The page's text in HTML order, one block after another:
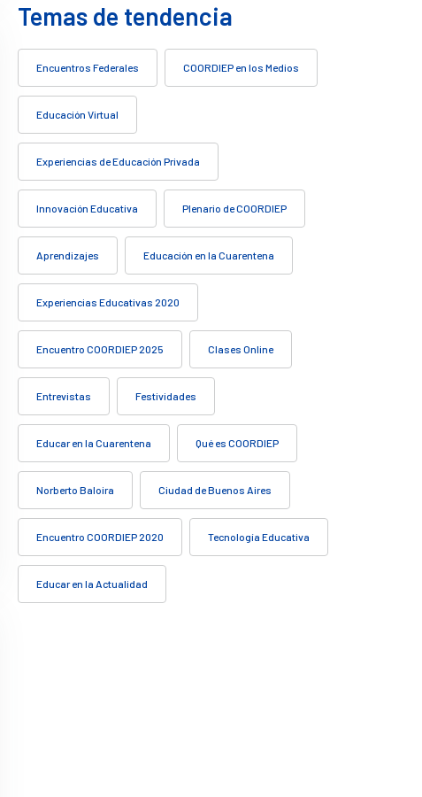
Temas de tendencia
Encuentros Federales COORDIEP en los Medios
Educación Virtual
Experiencias de Educación Privada
Innovación Educativa Plenario de COORDIEP
Aprendizajes Educación en la Cuarentena
Experiencias Educativas 2020
Encuentro COORDIEP 2025 Clases Online
Entrevistas Festividades
Educar en la Cuarentena Qué es COORDIEP
Norberto Baloira Ciudad de Buenos Aires
Encuentro COORDIEP 2020 Tecnología Educativa
Educar en la Actualidad